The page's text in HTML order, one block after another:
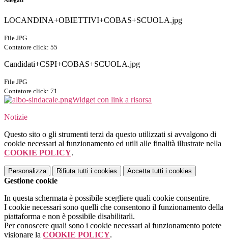
LOCANDINA+OBIETTIVI+COBAS+SCUOLA.jpg
File JPG
Contatore click: 55
Candidati+CSPI+COBAS+SCUOLA.jpg
File JPG
Contatore click: 71
Widget con link a risorsa
Notizie
Questo sito o gli strumenti terzi da questo utilizzati si avvalgono di
cookie necessari al funzionamento ed utili alle finalità illustrate nella
COOKIE POLICY.
Personalizza Rifiuta tutti i cookies Accetta tutti i cookies
Gestione cookie
In questa schermata è possibile scegliere quali cookie consentire.
I cookie necessari sono quelli che consentono il funzionamento della
piattaforma e non è possibile disabilitarli.
Per conoscere quali sono i cookie necessari al funzionamento potete
visionare la COOKIE POLICY.